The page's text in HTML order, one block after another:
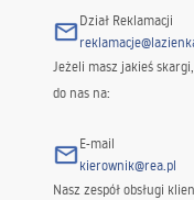
Dział Reklamacji
Jeżeli masz jakieś
do nas na:
E-mail
kierownik@rea.pl
Nasz zespół obsługi